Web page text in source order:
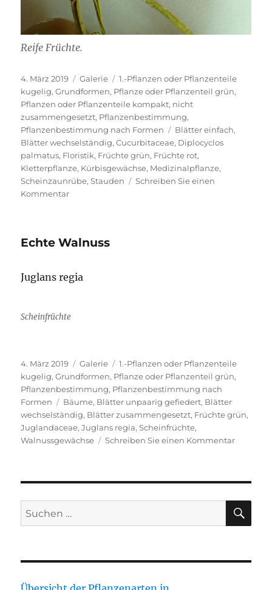
Reife Früchte.
Veröffentlicht
am
4. März 2019 Format
Galerie Kategorien
1.-Pflanzen oder Pflanzenteile
kugelig,Grundformen, Pflanze oder Pflanzenteil grün,
Pflanzen oder Pflanzenteile kompakt, nicht
zusammengesetzt, Pflanzenbestimmung,
Pflanzenbestimmung nach Formen
Schlagwörter
Blätter einfach,
Blätter wechselständig,Cucurbitaceae, Diplocyclos
palmatus, Floristik, Früchte grün, Früchte rot,
Kletterpflanze, Kürbisgewächse, Medizinalpflanze,
Scheinzaunrübe,Stauden
Schreiben Sie einen
Kommentarzu
Echte Walnuss
Juglans regia
Scheinfrüchte
Veröffentlicht
am
4. März 2019 Format
Galerie Kategorien
1.-Pflanzen oder Pflanzenteile
kugelig,Grundformen, Pflanze oder Pflanzenteil grün,
Pflanzenbestimmung, Pflanzenbestimmung nach
Formen
Schlagwörter
Bäume, Blätter unpaarig gefiedert, Blätter
wechselständig, Blätter zusammengesetzt, Früchte grün,
Juglandaceae,Juglans regia,Scheinfrüchte,
Walnussgewächse
Schreiben Sie einen Kommentarzu
Suche
nach: